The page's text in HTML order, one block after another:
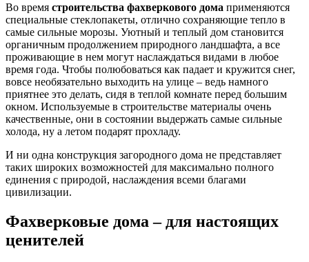
Во время строительства фахверкового дома применяются
специальные стеклопакеты, отлично сохраняющие тепло в
самые сильные морозы. Уютный и теплый дом становится
органичным продолжением природного ландшафта, а все
проживающие в нем могут наслаждаться видами в любое
время года. Чтобы полюбоваться как падает и кружится снег,
вовсе необязательно выходить на улице – ведь намного
приятнее это делать, сидя в теплой комнате перед большим
окном. Используемые в строительстве материалы очень
качественные, они в состоянии выдержать самые сильные
холода, ну а летом подарят прохладу.
И ни одна конструкция загородного дома не представляет
таких широких возможностей для максимально полного
единения с природой, наслаждения всеми благами
цивилизации.
Фахверковые дома – для настоящих
ценителей